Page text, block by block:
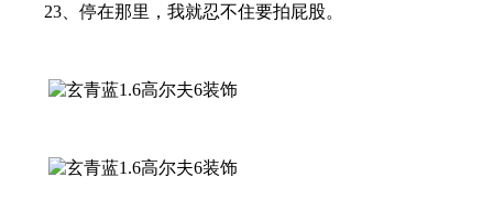
23、停在那里，我就忍不住要拍屁股。